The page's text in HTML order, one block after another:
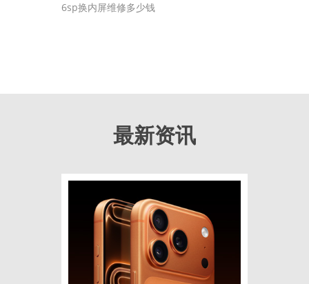
6sp换内屏维修多少钱
最新资讯